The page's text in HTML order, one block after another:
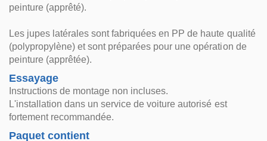
peinture (apprêté).
Les jupes latérales sont fabriquées en PP de haute qualité
(polypropylène) et sont préparées pour une opération de
peinture (apprêtée).
Essayage
Instructions de montage non incluses.
L'installation dans un service de voiture autorisé est
fortement recommandée.
Paquet contient